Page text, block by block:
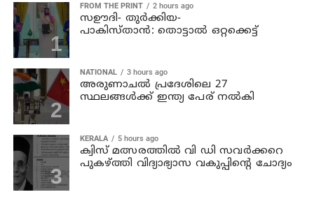
FROM THE PRINT 2 hours ago
സഊദി- തുർക്കിയ-
പാകിസ്താൻ: തൊട്ടാൽ ഒറ്റക്കെട്ട്
NATIONAL 3 hours ago
അരുണാചല്‍ പ്രദേശിലെ 27
സ്ഥലങ്ങള്‍ക്ക് ഇന്ത്യ പേര് നല്‍കി
KERALA 5 hours ago
ക്വിസ് മത്സരത്തില്‍ വി ഡി സവര്‍ക്കറെ
പുകഴ്ത്തി വിദ്യാഭ്യാസ വകുപ്പിന്റെ ചോദ്യം